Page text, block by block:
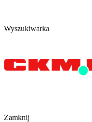
Wyszukiwarka
Zamknij